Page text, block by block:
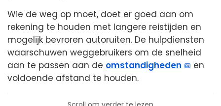
Wie de weg op moet, doet er goed aan om
rekening te houden met langere reistijden en
mogelijk bevroren autoruiten. De hulpdiensten
waarschuwen weggebruikers om de snelheid
aan te passen aan de omstandigheden
en
voldoende afstand te houden.